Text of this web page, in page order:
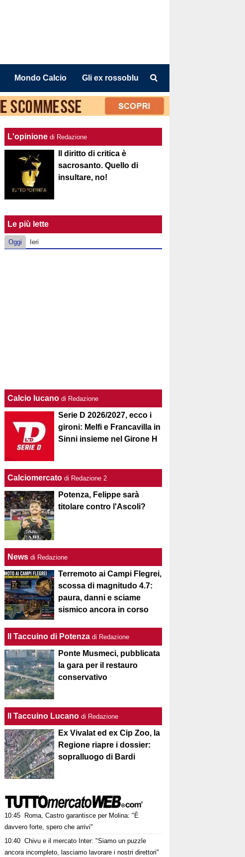
Mondo Calcio Gli ex rossoblu
L'opinione di Redazione
Il diritto di critica è
sacrosanto. Quello di
insultare, no!
Le più lette
Oggi Ieri
Calcio lucanodi Redazione
Serie D 2026/2027, ecco i
gironi: Melfi e Francavilla in
Sinni insieme nel Girone H
Calciomercato di Redazione 2
Potenza, Felippe sarà
titolare contro l'Ascoli?
News di Redazione
Terremoto ai Campi Flegrei,
scossa di magnitudo 4.7:
paura, danni e sciame
sismico ancora in corso
Il Taccuino di Potenza di Redazione
Ponte Musmeci, pubblicata
la gara per il restauro
conservativo
Il Taccuino Lucano di Redazione
Ex Vivalat ed ex Cip Zoo, la
Regione riapre i dossier:
sopralluogo di Bardi
10:45
Roma, Castro garantisce per Molina: "È
davvero forte, spero che arrivi"
10:40 Chivu e il mercato Inter: "Siamo un puzzle
ancora incompleto, lasciamo lavorare i nostri direttori"